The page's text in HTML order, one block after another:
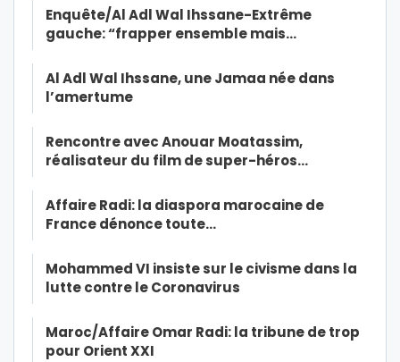
Enquête/Al Adl Wal Ihssane-Extrême
gauche: “frapper ensemble mais…
Al Adl Wal Ihssane, une Jamaa née dans
l’amertume
Rencontre avec Anouar Moatassim,
réalisateur du film de super-héros…
Affaire Radi: la diaspora marocaine de
France dénonce toute…
Mohammed VI insiste sur le civisme dans la
lutte contre le Coronavirus
Maroc/Affaire Omar Radi: la tribune de trop
pour Orient XXI